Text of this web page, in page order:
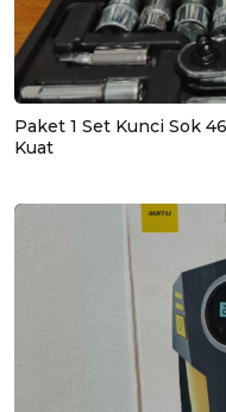
Paket 1 Set Kunci Sok
Kuat